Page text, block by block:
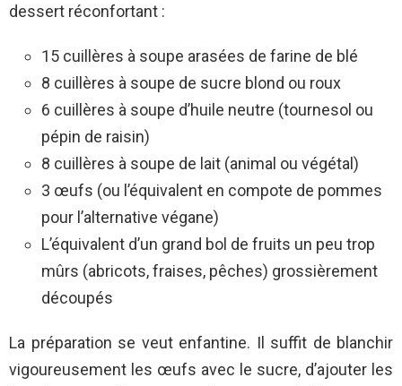
dessert réconfortant :
15 cuillères à soupe arasées de farine de blé
8 cuillères à soupe de sucre blond ou roux
6 cuillères à soupe d’huile neutre (tournesol ou
pépin de raisin)
8 cuillères à soupe de lait (animal ou végétal)
3 œufs (ou l’équivalent en compote de pommes
pour l’alternative végane)
L’équivalent d’un grand bol de fruits un peu trop
mûrs (abricots, fraises, pêches) grossièrement
découpés
La préparation se veut enfantine. Il suffit de blanchir
vigoureusement les œufs avec le sucre, d’ajouter les